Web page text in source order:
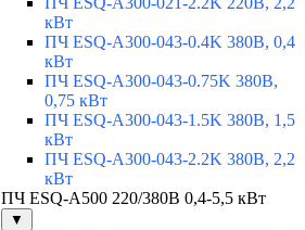
кВт
ПЧ ESQ-A300-043-0.4K 380В, 0,4
кВт
ПЧ ESQ-A300-043-0.75K 380В,
0,75 кВт
ПЧ ESQ-A300-043-1.5K 380В, 1,5
кВт
ПЧ ESQ-A300-043-2.2K 380В, 2,2
кВт
ПЧ ESQ-A500 220/380В 0,4-5,5 кВт
▼